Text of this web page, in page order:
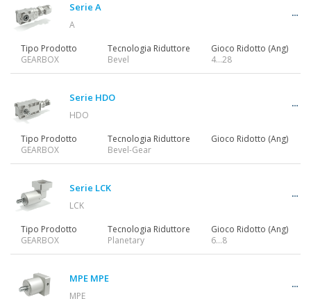
Altre Serie
Serie A
A
Tipo Prodotto
GEARBOX
Tecnologia Riduttore
Bevel
Gioco Ridotto (Ang)
4…28
Serie HDO
HDO
Tipo Prodotto
GEARBOX
Tecnologia Riduttore
Bevel-Gear
Gioco Ridotto (Ang)
Serie LCK
LCK
Tipo Prodotto
GEARBOX
Tecnologia Riduttore
Planetary
Gioco Ridotto (Ang)
6…8
MPE MPE
MPE